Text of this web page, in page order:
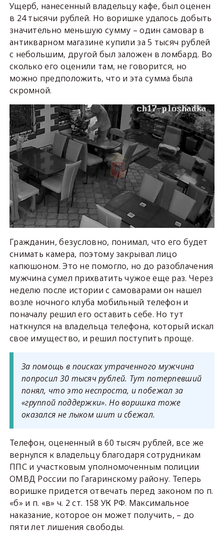
Ущерб, нанесенный владельцу кафе, был оценен
в 24 тысячи рублей. Но воришке удалось добыть
значительно меньшую сумму – один самовар в
антикварном магазине купили за 5 тысяч рублей
с небольшим, другой был заложен в ломбард. Во
сколько его оценили там, не говорится, но
можно предположить, что и эта сумма была
скромной.
Гражданин, безусловно, понимал, что его будет
снимать камера, поэтому закрывал лицо
капюшоном. Это не помогло, но до разоблачения
мужчина сумел прихватить чужое еще раз. Через
неделю после истории с самоварами он нашел
возле ночного клуба мобильный телефон и
поначалу решил его оставить себе. Но тут
наткнулся на владельца телефона, который искал
свое имущество, и решил поступить проще.
За помощь в поисках утраченного мужчина
попросил 30 тысяч рублей. Тут потерпевший
понял, что это неспроста, и побежал за
«группой поддержки». Но воришка тоже
оказался не лыком шит и сбежал.
Телефон, оцененный в 60 тысяч рублей, все же
вернулся к владельцу благодаря сотрудникам
ППС и участковым уполномоченным полиции
ОМВД России по Гагаринскому району. Теперь
воришке придется отвечать перед законом по п.
«б» и п. «в» ч. 2 ст. 158 УК РФ. Максимальное
наказание, которое он может получить, – до
пяти лет лишения свободы.